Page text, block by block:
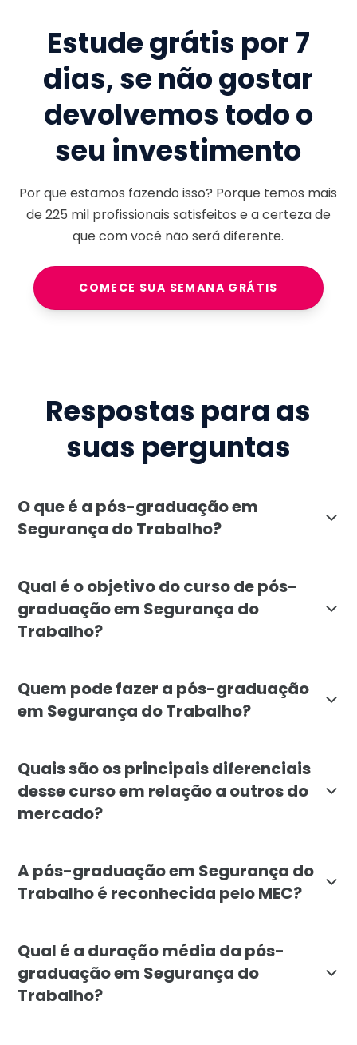
Estude grátis por 7
dias, se não gostar
devolvemos todo o
seu investimento
Por que estamos fazendo isso? Porque temos mais
de225 milprofissionais satisfeitos e a certeza de
que com você não será diferente.
COMECE SUA SEMANA GRÁTIS
Respostas para as
suas perguntas
O que é a pós-graduação em
Segurança do Trabalho?
Qual é o objetivo do curso de pós-
graduação em Segurança do
Trabalho?
Quem pode fazer a pós-graduação
em Segurança do Trabalho?
Quais são os principais diferenciais
desse curso em relação a outros do
mercado?
A pós-graduação em Segurança do
Trabalho é reconhecida pelo MEC?
Qual é a duração média da pós-
graduação em Segurança do
Trabalho?